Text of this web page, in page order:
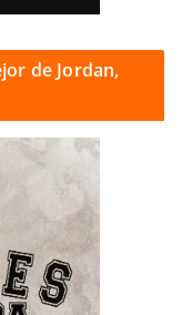
de Jordan,